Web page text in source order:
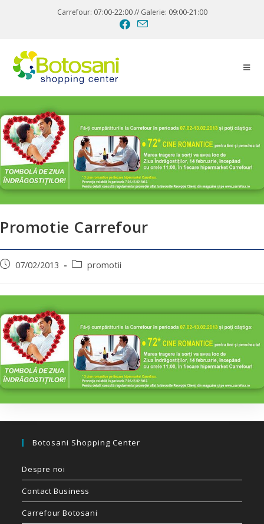
Carrefour: 07:00-22:00 // Galerie: 09:00-21:00
Promotie Carrefour
07/02/2013 promotii
Botosani Shopping Center
Despre noi
Contact Business
Carrefour Botosani